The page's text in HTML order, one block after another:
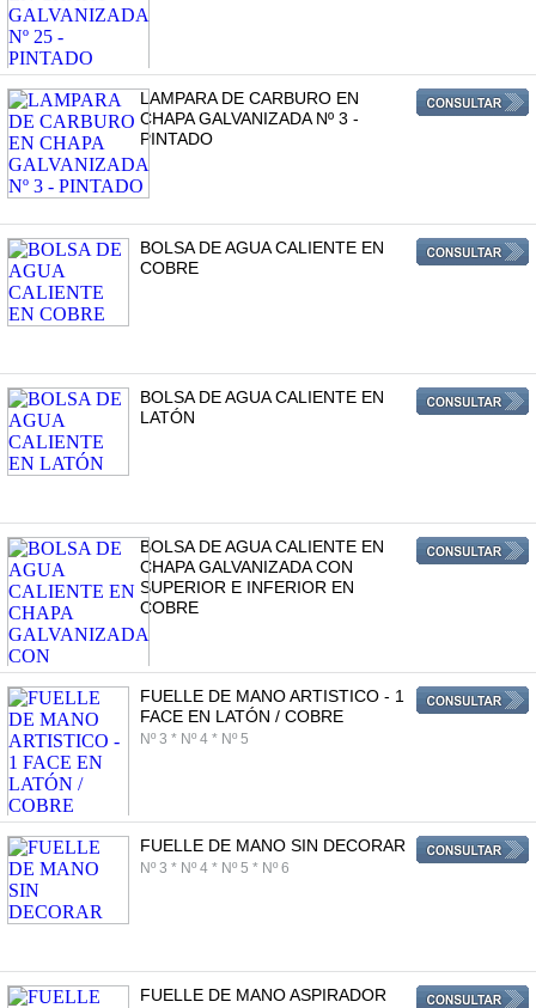
LAMPARA DE CARBURO EN
CHAPA GALVANIZADA Nº 3 -
PINTADO
BOLSA DE AGUA CALIENTE EN
COBRE
BOLSA DE AGUA CALIENTE EN
LATÓN
BOLSA DE AGUA CALIENTE EN
CHAPA GALVANIZADA CON
SUPERIOR E INFERIOR EN
COBRE
FUELLE DE MANO ARTISTICO - 1
FACE EN LATÓN / COBRE
Nº 3 * Nº 4 * Nº 5
FUELLE DE MANO SIN DECORAR
Nº 3 * Nº 4 * Nº 5 * Nº 6
FUELLE DE MANO ASPIRADOR